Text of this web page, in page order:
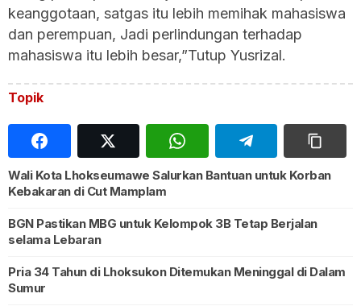
keanggotaan, satgas itu lebih memihak mahasiswa
dan perempuan, Jadi perlindungan terhadap
mahasiswa itu lebih besar,”Tutup Yusrizal.
Topik
Wali Kota Lhokseumawe Salurkan Bantuan untuk Korban
Kebakaran di Cut Mamplam
BGN Pastikan MBG untuk Kelompok 3B Tetap Berjalan
selama Lebaran
Pria 34 Tahun di Lhoksukon Ditemukan Meninggal di Dalam
Sumur